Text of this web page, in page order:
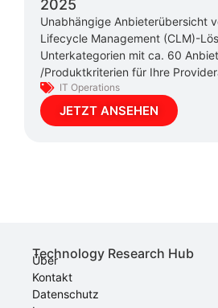
2025
Unabhängige Anbieterübersicht
Lifecycle Management (CLM)-
Unterkategorien mit ca. 60
/Produktkriterien für Ihre
IT Operations
JETZT ANSEHEN
Technology Research Hub
Über
Kontakt
Datenschutz